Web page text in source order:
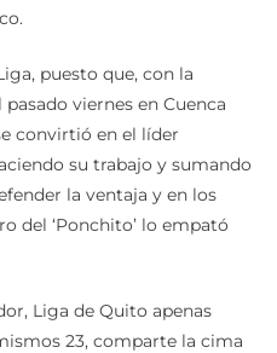
puesto que, con la
viernes en Cuenca
convirtió en el líder
su trabajo y sumando
la ventaja y en los
del ‘Ponchito’ lo empató
Liga de Quito apenas
23, comparte la cima